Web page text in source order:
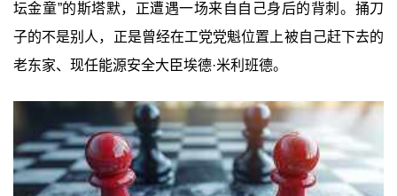
坛金童”的斯塔默，正遭遇一场来自自己身后的背刺。捅刀
子的不是别人，正是曾经在工党党魁位置上被自己赶下去的
老东家、现任能源安全大臣埃德·米利班德。